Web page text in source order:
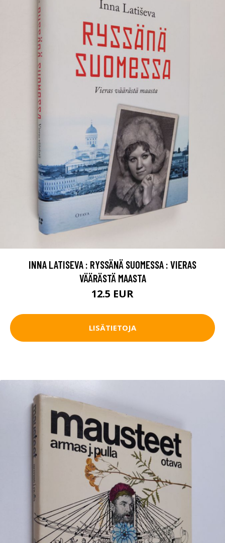
INNA LATISEVA : RYSSÄNÄ SUOMESSA : VIERAS
VÄÄRÄSTÄ MAASTA
12.5 EUR
LISÄTIETOJA